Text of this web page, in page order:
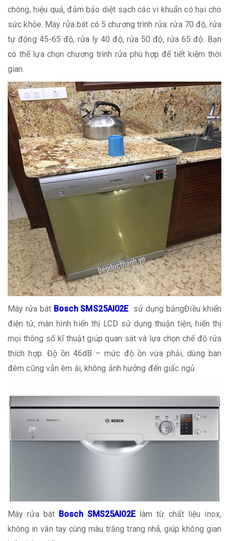
chóng, hiệu quả, đảm bảo diệt sạch các vi khuẩn có hại cho
sức khỏe. Máy rửa bát có 5 chương trình rửa: rửa 70 độ, rửa
tự động 45-65 độ, rửa ly 40 độ, rửa 50 độ, rửa 65 độ. Bạn
có thể lựa chọn chương trình rửa phù hợp để tiết kiệm thời
gian.
Máy rửa bát Bosch SMS25AI02Esử dụng bảngĐiều khiển
điện tử, màn hình hiển thị LCD sử dụng thuận tiện, hiển thị
mọi thông số kĩ thuật giúp quan sát và lựa chọn chế độ rửa
thích hợp. Độ ồn 46dB – mức độ ồn vừa phải, dùng ban
đêm cũng vẫn êm ái, không ảnh hưởng đến giấc ngủ.
Máy rửa bát Bosch SMS25AI02Elàm từ chất liệu inox,
không in vân tay cùng màu trắng trang nhã, giúp không gian